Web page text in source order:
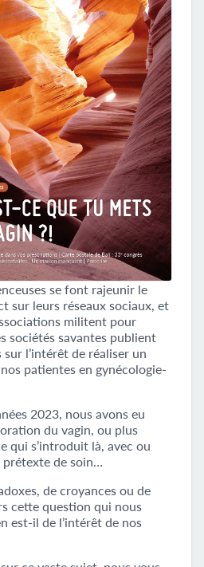
se font rajeunir le
sur leurs réseaux sociaux, et
militent pour
sociétés savantes publient
l’intérêt de réaliser un
patientes en gynécologie-
2023, nous avons eu
du vagin, ou plus
qui s’introduit là, avec ou
de soin…
de croyances ou de
cette question qui nous
est-il de l’intérêt de nos